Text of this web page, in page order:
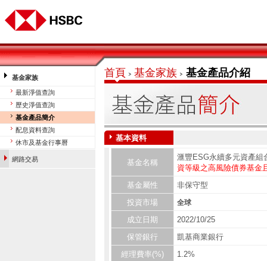
基金平台投資理財網
基金家族
最新淨值查詢
歷史淨值查詢
基金產品簡介
配息資料查詢
休市及基金行事曆
網路交易
首頁 基金家族 基金產品介紹
基本資料
基金名稱
滙豐ESG永續多元資產組
資等級之高風險債券基金
基金屬性
非保守型
投資市場
全球
成立日期
2022/10/25
保管銀行
凱基商業銀行
經理費率(%)
1.2%